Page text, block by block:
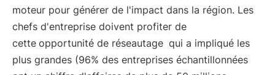
moteur pour générer de l'impact dans la région. Les
chefs d'entreprise doivent profiter de
cette opportunité de réseautage qui a impliqué les
plus grandes (96% des entreprises échantillonnées